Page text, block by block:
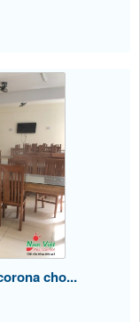
cho...